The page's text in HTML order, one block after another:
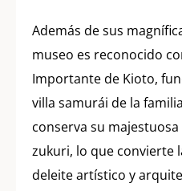
Además de sus
museo es reconocido
Importante de Kioto,
villa samurái de la
conserva su
zukuri, lo que convierte
deleite artístico y